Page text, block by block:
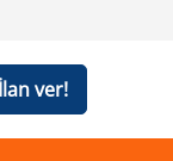
İlan ver!